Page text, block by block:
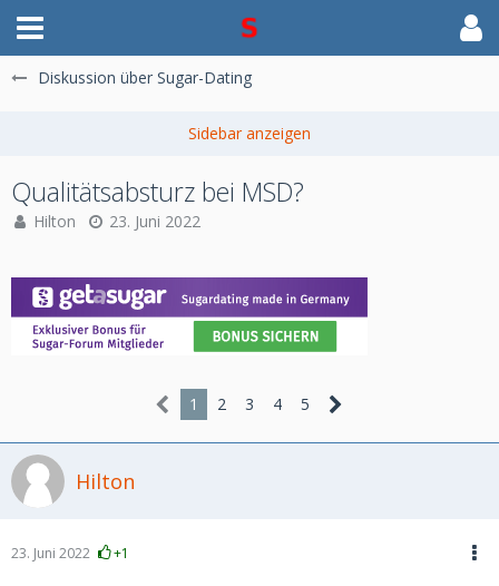
Diskussion über Sugar-Dating
Qualitätsabsturz bei MSD?
Hilton 23. Juni 2022
1 2 3 4 5
Hilton
23. Juni 2022 +1